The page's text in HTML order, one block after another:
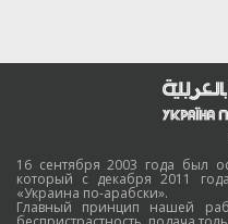
16 сентября 2003 года был
который с декабря 2011
«Украина по-арабски».
Главный принцип нашей